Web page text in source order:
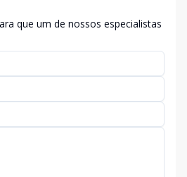
que um de nossos especialistas